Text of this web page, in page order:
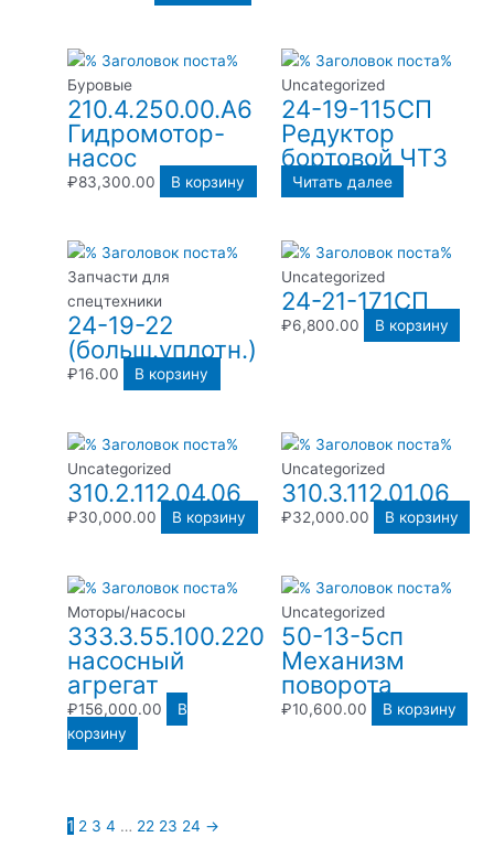
Буровые
210.4.250.00.А6
Гидромотор-
насос
₽83,300.00 В корзину
Uncategorized
24-19-115СП
Редуктор
бортовой ЧТЗ
Читать далее
Запчасти для
спецтехники
24-19-22
(больш.уплотн.)
₽16.00 В корзину
Uncategorized
24-21-171СП
₽6,800.00 В корзину
Uncategorized
310.2.112.04.06
₽30,000.00 В корзину
Uncategorized
310.3.112.01.06
₽32,000.00 В корзину
Моторы/насосы
333.3.55.100.220
насосный
агрегат
₽156,000.00
В
корзину
Uncategorized
50-13-5сп
Механизм
поворота
₽10,600.00 В корзину
1 2 3 4 … 22 23 24 →